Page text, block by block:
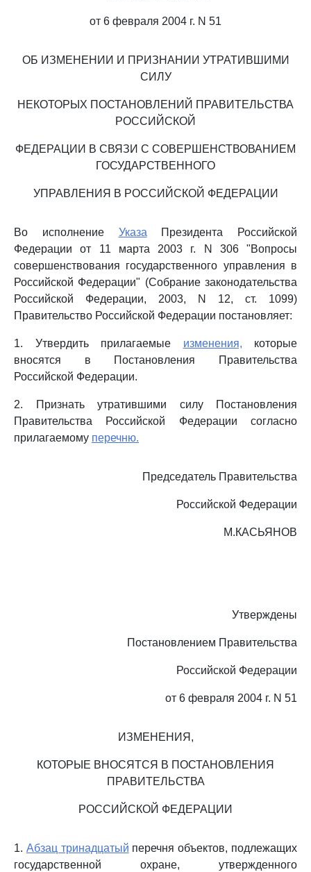
от 6 февраля 2004 г. N 51
ОБ ИЗМЕНЕНИИ И ПРИЗНАНИИ УТРАТИВШИМИ
СИЛУ
НЕКОТОРЫХ ПОСТАНОВЛЕНИЙ ПРАВИТЕЛЬСТВА
РОССИЙСКОЙ
ФЕДЕРАЦИИ В СВЯЗИ С СОВЕРШЕНСТВОВАНИЕМ
ГОСУДАРСТВЕННОГО
УПРАВЛЕНИЯ В РОССИЙСКОЙ ФЕДЕРАЦИИ
Во исполнение Указа Президента Российской
Федерации от 11 марта 2003 г. N 306 "Вопросы
совершенствования государственного управления в
Российской Федерации" (Собрание законодательства
Российской Федерации, 2003, N 12, ст. 1099)
Правительство Российской Федерации постановляет:
1. Утвердить прилагаемые изменения, которые
вносятся в Постановления Правительства
Российской Федерации.
2. Признать утратившими силу Постановления
Правительства Российской Федерации согласно
прилагаемому перечню.
Председатель Правительства
Российской Федерации
М.КАСЬЯНОВ
Утверждены
Постановлением Правительства
Российской Федерации
от 6 февраля 2004 г. N 51
ИЗМЕНЕНИЯ,
КОТОРЫЕ ВНОСЯТСЯ В ПОСТАНОВЛЕНИЯ
ПРАВИТЕЛЬСТВА
РОССИЙСКОЙ ФЕДЕРАЦИИ
1. Абзац тринадцатый перечня объектов, подлежащих
государственной охране, утвержденного